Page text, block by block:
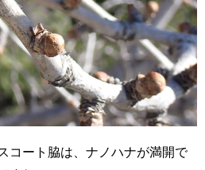
コート脇は、ナノハナが満開で